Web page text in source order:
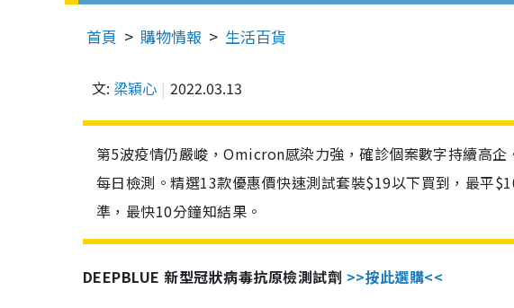
首頁 購物情報 生活百貨
文: 梁穎心 2022.03.13
第5波疫情仍嚴峻，Omicron感染力強，確診個案數字持續高
每日檢測。精選13款優惠價快速測試套裝$19以下買到，最平
準，最快10分鐘知結果。
DEEPBLUE 新型冠狀病毒抗原檢測試劑 >>按此選購<<